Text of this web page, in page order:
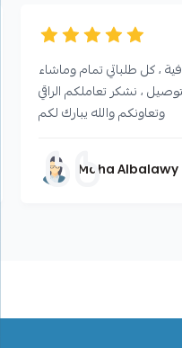
، كل طلباتي تمام وماشاء
، نشكر تعاملكم الراقي
وتعاونكم والله يبارك لكم
Maha Albalawy